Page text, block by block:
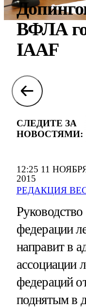
12:25 11
2015
РЕДАКЦИЯ
ВФЛА
IAAF
СЛЕДИТЕ ЗА
НОВОСТЯМИ:
федерации
направит в
ассоциации
федераций
поднятым в